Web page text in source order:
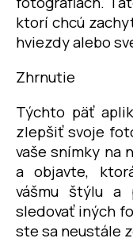
ktorí chcú
hviezdy alebo
Zhrnutie
Týchto päť
zlepšiť svoje
vaše snímky na
a objavte,
vášmu štýlu a
sledovať iných
ste sa neustále